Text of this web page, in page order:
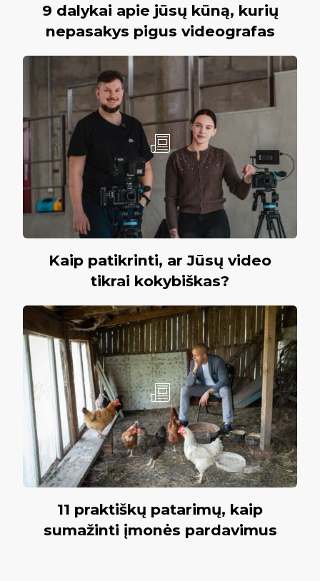
9 dalykai apie jūsų kūną, kurių
nepasakys pigus videografas
Kaip patikrinti, ar Jūsų video
tikrai kokybiškas?
11 praktiškų patarimų, kaip
sumažinti įmonės pardavimus